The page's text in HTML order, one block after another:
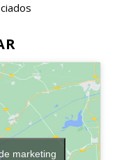
marketing